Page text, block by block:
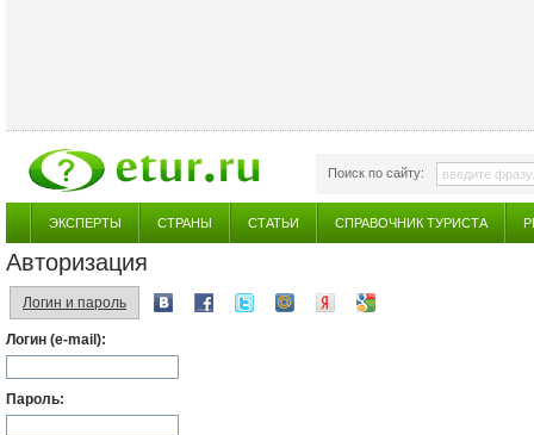
Поиск по сайту:
ЭКСПЕРТЫ СТРАНЫ СТАТЬИ СПРАВОЧНИК ТУРИСТА
Авторизация
Логин и пароль
Логин (e-mail):
Пароль: